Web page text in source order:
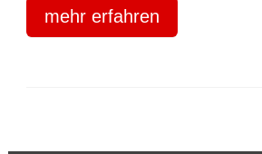
mehr erfahren